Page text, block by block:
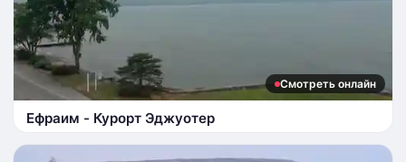
Смотреть онлайн
Ефраим - Курорт Эджуотер